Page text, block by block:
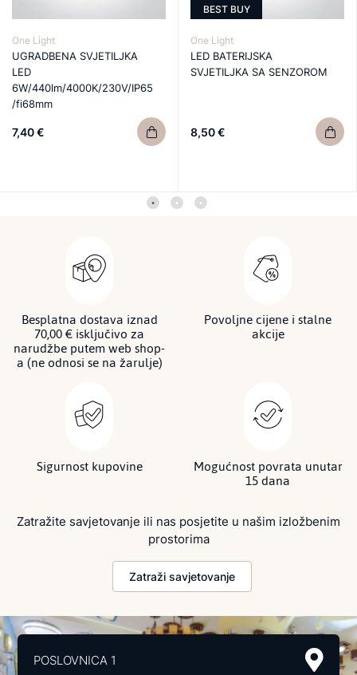
One Light
UGRADBENA SVJETILJKA
LED
6W/440lm/4000K/230V/IP65
/fi68mm
7,40 €
BEST BUY
One Light
LED BATERIJSKA
SVJETILJKA SA SENZOROM
8,50 €
Besplatna dostava iznad
70,00 € isključivo za
narudžbe putem web shop-
a (ne odnosi se na žarulje)
Povoljne cijene i stalne
akcije
Sigurnost kupovine Mogućnost povrata unutar
15 dana
Zatražite savjetovanje ili nas posjetite u našim izložbenim
prostorima
Zatraži savjetovanje
POSLOVNICA 1